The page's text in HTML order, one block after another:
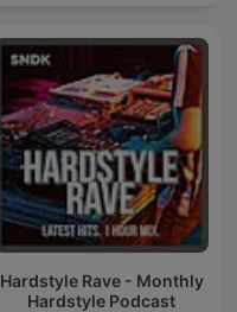
Hardstyle Rave - Monthly
Hardstyle Podcast